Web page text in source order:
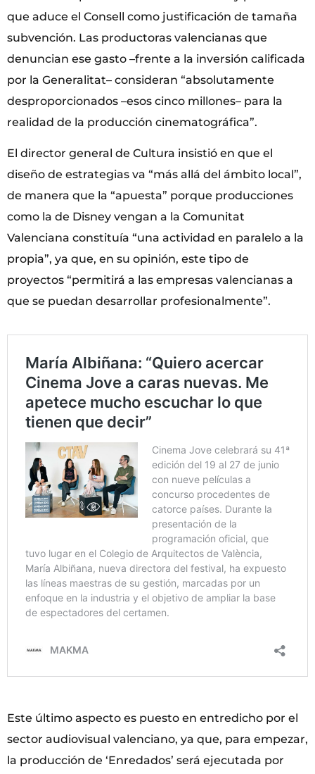
que aduce el Consell como justificación de tamaña
subvención. Las productoras valencianas que
denuncian ese gasto –frente a la inversión calificada
por la Generalitat– consideran “absolutamente
desproporcionados –esos cinco millones– para la
realidad de la producción cinematográfica”.
El director general de Cultura insistió en que el
diseño de estrategias va “más allá del ámbito local”,
de manera que la “apuesta” porque producciones
como la de Disney vengan a la Comunitat
Valenciana constituía “una actividad en paralelo a la
propia”, ya que, en su opinión, este tipo de
proyectos “permitirá a las empresas valencianas a
que se puedan desarrollar profesionalmente”.
Este último aspecto es puesto en entredicho por el
sector audiovisual valenciano, ya que, para empezar,
la producción de ‘Enredados’ será ejecutada por